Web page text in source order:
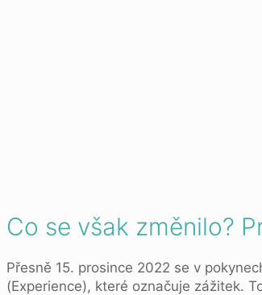
Co se však změnilo?
Přesně 15. prosince 2022 se v
(Experience), které označuje zážitek.